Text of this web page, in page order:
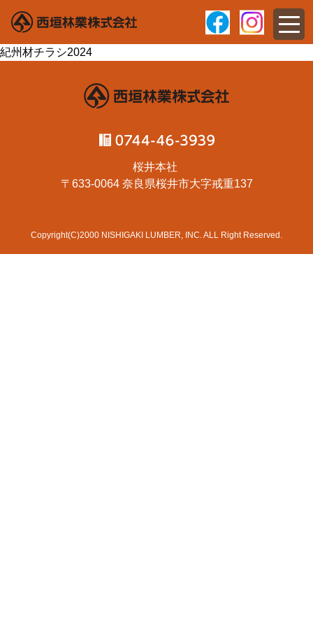
紀州材チラシ2024
桜井本社
〒633-0064 奈良県桜井市大字戒重137
Copyright(C)2000 NISHIGAKI LUMBER, INC. ALL Right Reserved.